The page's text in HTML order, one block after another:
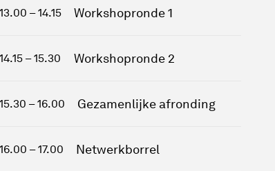
13.00 – 14.15 Workshopronde 1
14.15 – 15.30 Workshopronde 2
15.30 – 16.00 Gezamenlijke afronding
16.00 – 17.00 Netwerkborrel